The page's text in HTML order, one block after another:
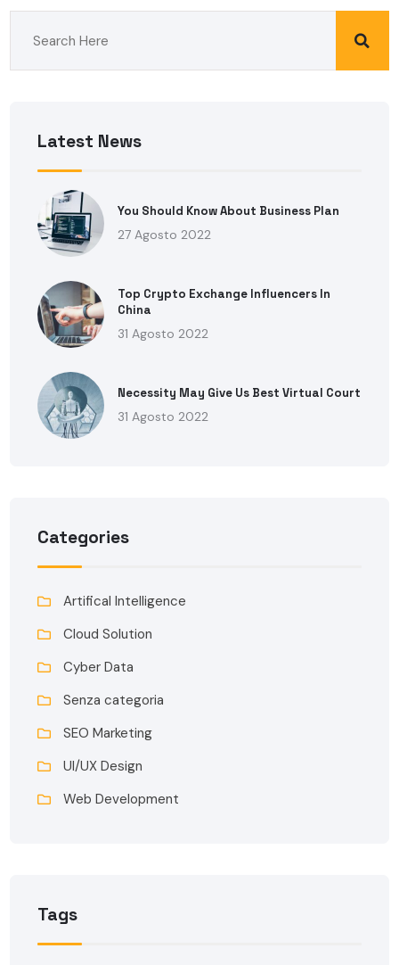
Latest News
You Should Know About Business Plan
27 Agosto 2022
Top Crypto Exchange Influencers In
China
31 Agosto 2022
Necessity May Give Us Best Virtual Court
31 Agosto 2022
Categories
Artifical Intelligence
Cloud Solution
Cyber Data
Senza categoria
SEO Marketing
UI/UX Design
Web Development
Tags